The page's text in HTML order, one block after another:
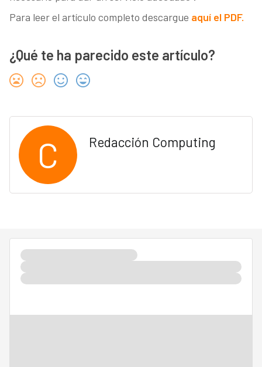
Para leer el artículo completo descargue aquí el PDF.
¿Qué te ha parecido este artículo?
C Redacción Computing